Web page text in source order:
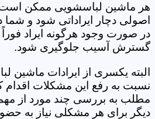
هر ماشین لباسشویی ممکن است
اصولی دچار ایراداتی شود و شما
در صورت وجود هرگونه ایراد
گسترش آسیب جلوگیری شود.
البته یکسری از ایرادات ماشین
نسبت به رفع این مشکلات اقدام
مطلب به بررسی چند مورد از
دیگر برای هر مشکلی نیاز به حضور تکنسین